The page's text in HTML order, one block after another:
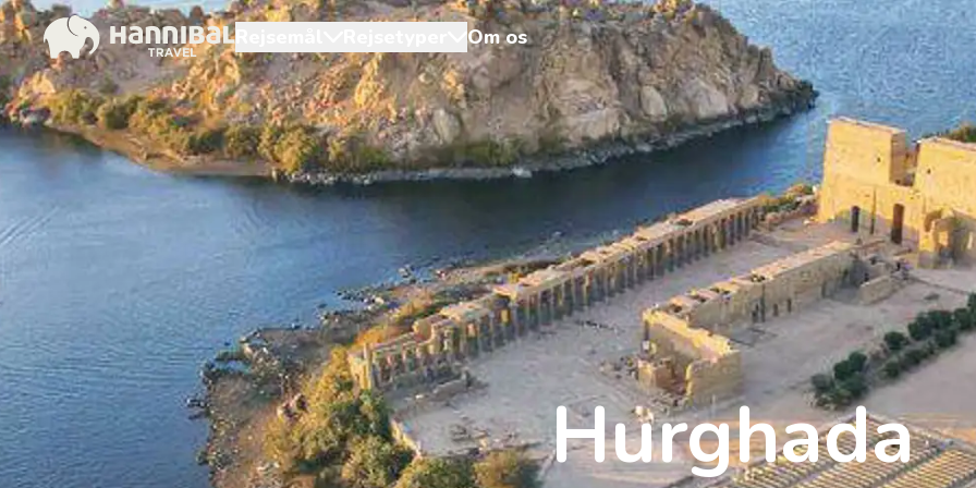
Om os
Hurghada